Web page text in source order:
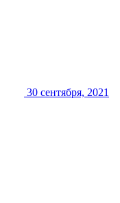
30 сентября, 2021